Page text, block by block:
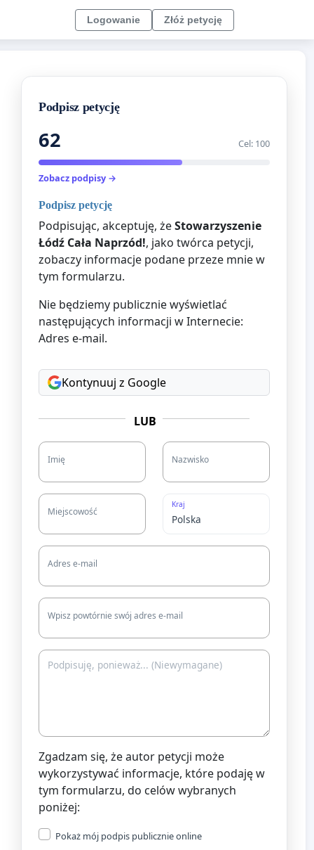
Logowanie Złóż petycję
Podpisz petycję
62 Cel: 100
Zobacz podpisy →
Podpisz petycję
Podpisując, akceptuję, żeStowarzyszenie
Łódź Cała Naprzód!, jako twórca petycji,
zobaczy informacje podane przeze mnie w
tym formularzu.
Nie będziemy publicznie wyświetlać
następujących informacji w Internecie:
Adres e-mail.
Kontynuuj z Google
LUB
Imię Nazwisko
Miejscowość
Kraj
Adres e-mail
Wpisz powtórnie swój adres e-mail
Zgadzam się, że autor petycji może
wykorzystywać informacje, które podaję w
tym formularzu, do celów wybranych
poniżej:
Pokaż mój podpis publicznie online